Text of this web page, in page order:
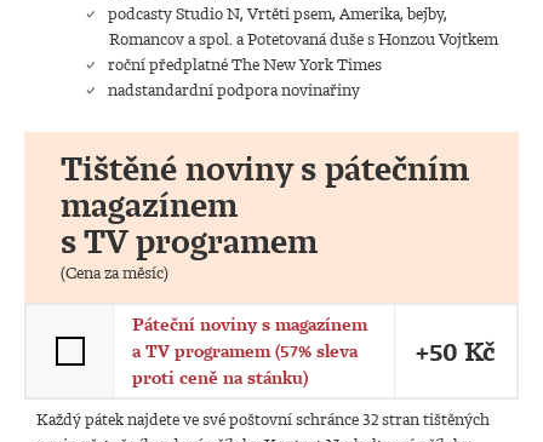
podcasty Studio N, Vrtěti psem, Amerika, bejby,
Romancov a spol. a Potetovaná duše s Honzou Vojtkem
roční předplatné The New York Times
nadstandardní podpora novinařiny
Tištěné noviny s pátečním
magazínem
s TV programem
(Cena za měsíc)
Páteční noviny s magazínem
a TV programem (57% sleva
proti ceně na stánku)
+50 Kč
Každý pátek najdete ve své poštovní schránce 32 stran tištěných